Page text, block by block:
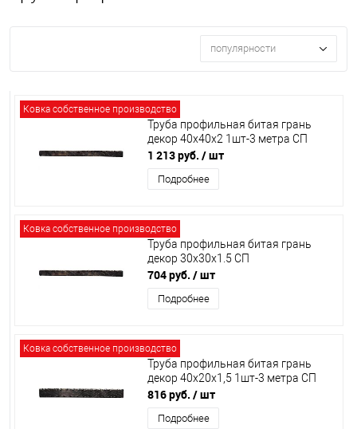
популярности
Ковка собственное производство
Труба профильная битая грань
декор 40х40х2 1шт-3 метра СП
1 213 руб. / шт
Подробнее
Ковка собственное производство
Труба профильная битая грань
декор 30х30х1.5 СП
704 руб. / шт
Подробнее
Ковка собственное производство
Труба профильная битая грань
декор 40х20х1,5 1шт-3 метра СП
816 руб. / шт
Подробнее